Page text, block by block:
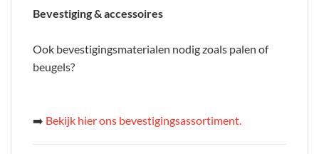
Bevestiging & accessoires
Ook bevestigingsmaterialen nodig zoals palen of
beugels?
➡️ Bekijk hier ons bevestigingsassortiment.